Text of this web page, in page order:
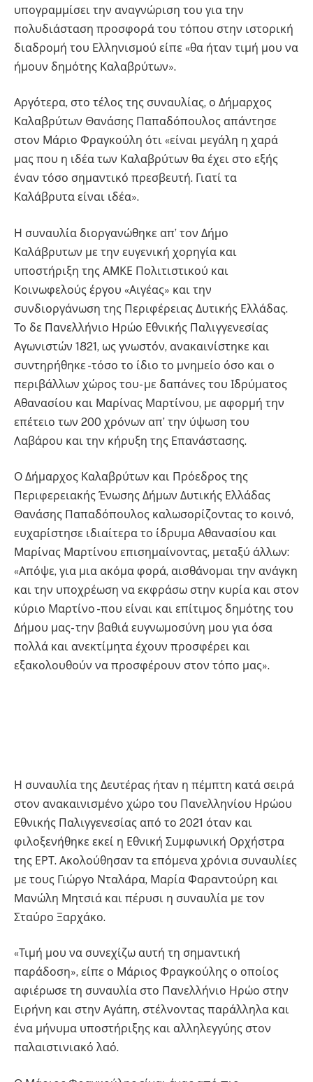
υπογραμμίσει την αναγνώριση του για την
πολυδιάσταση προσφορά του τόπου στην ιστορική
διαδρομή του Ελληνισμού είπε «θα ήταν τιμή μου να
ήμουν δημότης Καλαβρύτων».
Αργότερα, στο τέλος της συναυλίας, ο Δήμαρχος
Καλαβρύτων Θανάσης Παπαδόπουλος απάντησε
στον Μάριο Φραγκούλη ότι «είναι μεγάλη η χαρά
μας που η ιδέα των Καλαβρύτων θα έχει στο εξής
έναν τόσο σημαντικό πρεσβευτή. Γιατί τα
Καλάβρυτα είναι ιδέα».
Η συναυλία διοργανώθηκε απ’ τον Δήμο
Καλάβρυτων με την ευγενική χορηγία και
υποστήριξη της ΑΜΚΕ Πολιτιστικού και
Κοινωφελούς έργου «Αιγέας» και την
συνδιοργάνωση της Περιφέρειας Δυτικής Ελλάδας.
Το δε Πανελλήνιο Ηρώο Εθνικής Παλιγγενεσίας
Αγωνιστών 1821, ως γνωστόν, ανακαινίστηκε και
συντηρήθηκε -τόσο το ίδιο το μνημείο όσο και ο
περιβάλλων χώρος του- με δαπάνες του Ιδρύματος
Αθανασίου και Μαρίνας Μαρτίνου, με αφορμή την
επέτειο των 200 χρόνων απ’ την ύψωση του
Λαβάρου και την κήρυξη της Επανάστασης.
Ο Δήμαρχος Καλαβρύτων και Πρόεδρος της
Περιφερειακής Ένωσης Δήμων Δυτικής Ελλάδας
Θανάσης Παπαδόπουλος καλωσορίζοντας το κοινό,
ευχαρίστησε ιδιαίτερα το ίδρυμα Αθανασίου και
Μαρίνας Μαρτίνου επισημαίνοντας, μεταξύ άλλων:
«Απόψε, για μια ακόμα φορά, αισθάνομαι την ανάγκη
και την υποχρέωση να εκφράσω στην κυρία και στον
κύριο Μαρτίνο -που είναι και επίτιμος δημότης του
Δήμου μας- την βαθιά ευγνωμοσύνη μου για όσα
πολλά και ανεκτίμητα έχουν προσφέρει και
εξακολουθούν να προσφέρουν στον τόπο μας».
Η συναυλία της Δευτέρας ήταν η πέμπτη κατά σειρά
στον ανακαινισμένο χώρο του Πανελληνίου Ηρώου
Εθνικής Παλιγγενεσίας από το 2021 όταν και
φιλοξενήθηκε εκεί η Εθνική Συμφωνική Ορχήστρα
της ΕΡΤ. Ακολούθησαν τα επόμενα χρόνια συναυλίες
με τους Γιώργο Νταλάρα, Μαρία Φαραντούρη και
Μανώλη Μητσιά και πέρυσι η συναυλία με τον
Σταύρο Ξαρχάκο.
«Τιμή μου να συνεχίζω αυτή τη σημαντική
παράδοση», είπε ο Μάριος Φραγκούλης ο οποίος
αφιέρωσε τη συναυλία στο Πανελλήνιο Ηρώο στην
Ειρήνη και στην Αγάπη, στέλνοντας παράλληλα και
ένα μήνυμα υποστήριξης και αλληλεγγύης στον
παλαιστινιακό λαό.